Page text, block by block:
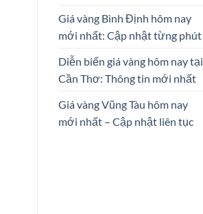
Giá vàng Bình Định hôm nay
mới nhất: Cập nhật từng phút
Diễn biến giá vàng hôm nay tại
Cần Thơ: Thông tin mới nhất
Giá vàng Vũng Tàu hôm nay
mới nhất – Cập nhật liên tục